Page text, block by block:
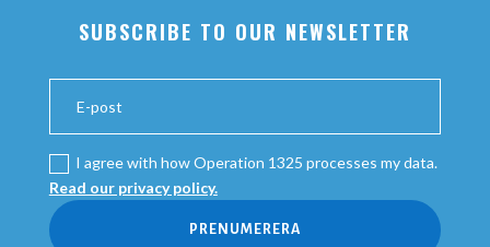
SUBSCRIBE TO OUR NEWSLETTER
I agree with how Operation 1325 processes my data.
Read our privacy policy.
PRENUMERERA